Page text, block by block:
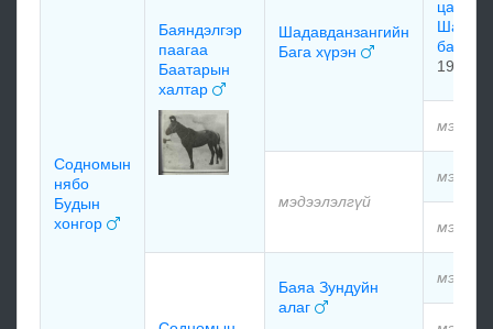
Содномын
нябо
Будын
хонгор
Баяндэлгэр
паагаа
Баатарын
халтар
Шадавданзангийн
Бага хүрэн
цаасан
1936
мэдээлэлгүй
Баяа Зундуйн
алаг